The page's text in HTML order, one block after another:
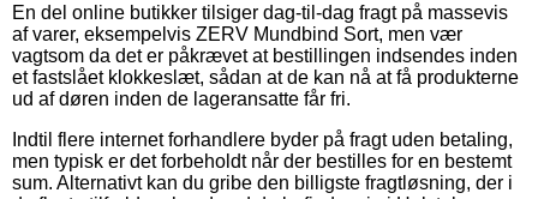
En del online butikker tilsiger dag-til-dag fragt på massevis
af varer, eksempelvis ZERV Mundbind Sort, men vær
vagtsom da det er påkrævet at bestillingen indsendes inden
et fastslået klokkeslæt, sådan at de kan nå at få produkterne
ud af døren inden de lageransatte får fri.
Indtil flere internet forhandlere byder på fragt uden betaling,
men typisk er det forbeholdt når der bestilles for en bestemt
sum. Alternativt kan du gribe den billigste fragtløsning, der i